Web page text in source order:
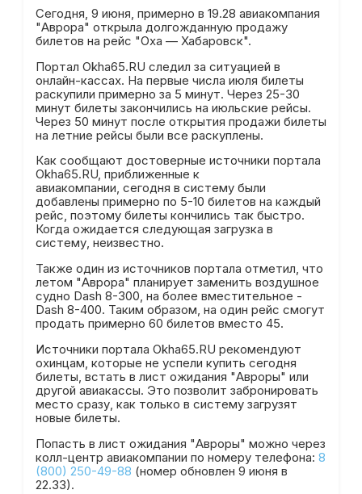
Сегодня, 9 июня, примерно в 19.28 авиакомпания
"Аврора" открыла долгожданную продажу
билетов на рейс "Оха — Хабаровск".
Портал Okha65.RU следил за ситуацией в
онлайн-кассах. На первые числа июля билеты
раскупили примерно за 5 минут. Через 25-30
минут билеты закончились на июльские рейсы.
Через 50 минут после открытия продажи билеты
на летние рейсы были все раскуплены.
Как сообщают достоверные источники портала
Okha65.RU, приближенные к
авиакомпании, сегодня в систему были
добавлены примерно по 5-10 билетов на каждый
рейс, поэтому билеты кончились так быстро.
Когда ожидается следующая загрузка в
систему, неизвестно.
Также один из источников портала отметил, что
летом "Аврора" планирует заменить воздушное
судно Dash 8-300, на более вместительное -
Dash 8-400. Таким образом, на один рейс смогут
продать примерно 60 билетов вместо 45.
Источники портала Okha65.RU рекомендуют
охинцам, которые не успели купить сегодня
билеты, встать в лист ожидания "Авроры" или
другой авиакассы. Это позволит забронировать
место сразу, как только в систему загрузят
новые билеты.
Попасть в лист ожидания "Авроры" можно через
колл-центр авиакомпании по номеру телефона: 8
(800) 250-49-88 (номер обновлен 9 июня в
22.33).